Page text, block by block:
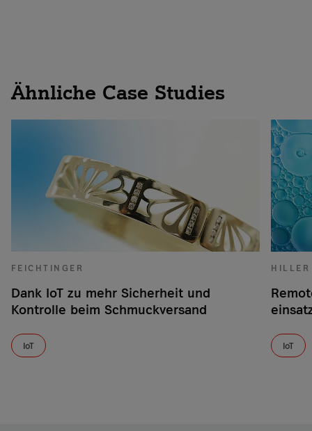
Ähnliche Case Studies
FEICHTINGER
Dank IoT zu mehr Sicherheit und
Kontrolle beim Schmuckversand
IoT
HILLER
IoT